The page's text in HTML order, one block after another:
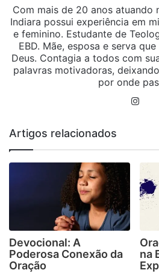
Com mais de 20 anos atuando
Indiara possui experiência em
e feminino. Estudante de
EBD. Mãe, esposa e serva
Deus. Contagia a todos com
palavras motivadoras,
por onde
Artigos relacionados
Devocional: A
Poderosa Conexão da
Oração
na